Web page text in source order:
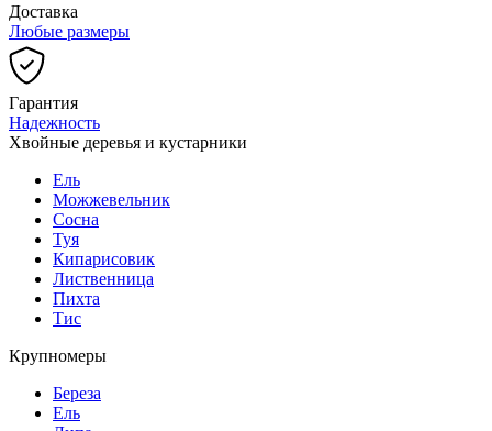
Доставка
Любые размеры
Гарантия
Надежность
Хвойные деревья и кустарники
Ель
Можжевельник
Сосна
Туя
Кипарисовик
Лиственница
Пихта
Тис
Крупномеры
Береза
Ель